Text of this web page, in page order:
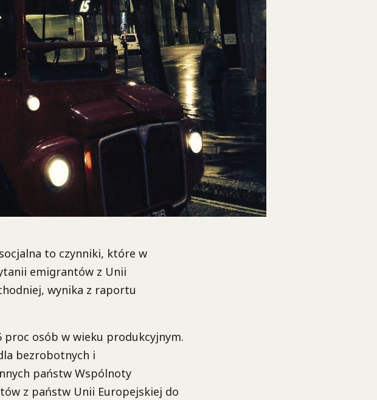
to czynniki, które w
emigrantów z Unii
wynika z raportu
proc osób w wieku produkcyjnym.
bezrobotnych i
państw Wspólnoty
z państw Unii Europejskiej do